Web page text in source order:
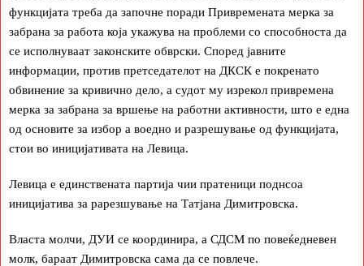
функцијата треба да започне поради Привремената мерка за
забрана за работа која укажува на проблеми со способноста да
се исполнуваат законските обврски. Според јавните
информации, против претседателот на ДКСК е покренато
обвинение за кривично дело, а судот му изрекол привремена
мерка за забрана за вршење на работни активности, што е една
од основите за избор а воедно и разрешување од функцијата,
стои во иницијативата на Левица.
Левица е единствената партија чии пратеници поднсоа
иницијатива за рарезшување на Татјана Димитровска.
Власта молчи, ДУИ се координира, а СДСМ по повеќедневен
молк, бараат Димитровска сама да се повлече.